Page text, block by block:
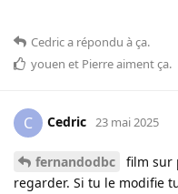
Cedrica répondu à ça.
youen et Pierreaiment ça.
C Cedric 23 mai 2025
fernandodbc
film sur
regarder. Si tu le modifie